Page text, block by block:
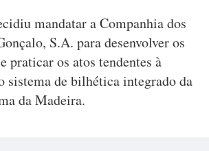
mandatar a Companhia dos
S.A. para desenvolver os
praticar os atos tendentes à
sistema de bilhética integrado da
da Madeira.